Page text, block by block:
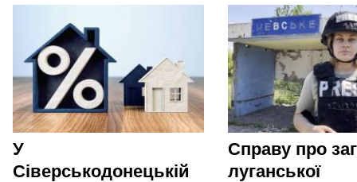
У
Сіверськодонецькій
Справу про
луганської